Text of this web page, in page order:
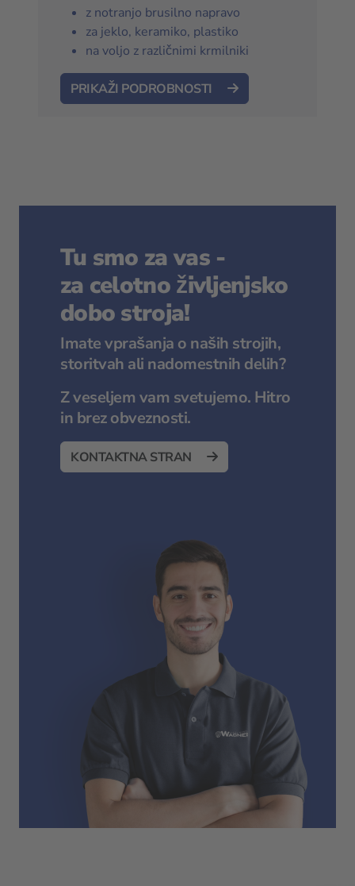
z notranjo brusilno napravo
za jeklo, keramiko, plastiko
na voljo z različnimi krmilniki
PRIKAŽI PODROBNOSTI
Tu smo za vas -
za celotno življenjsko
dobo stroja!
Imate vprašanja o naših strojih,
storitvah ali nadomestnih delih?
Z veseljem vam svetujemo. Hitro
in brez obveznosti.
KONTAKTNA STRAN